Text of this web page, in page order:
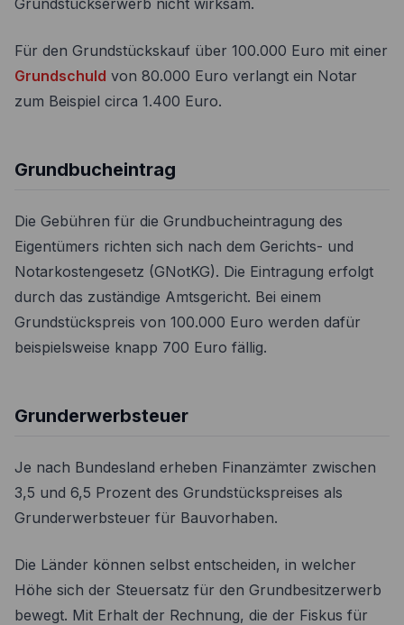
Für den Grundstückskauf über 100.000 Euro mit einer
Grundschuld von 80.000 Euro verlangt ein Notar
zum Beispiel circa 1.400 Euro.
Grundbucheintrag
Die Gebühren für die Grundbucheintragung des
Eigentümers richten sich nach dem Gerichts- und
Notarkostengesetz (GNotKG). Die Eintragung erfolgt
durch das zuständige Amtsgericht. Bei einem
Grundstückspreis von 100.000 Euro werden dafür
beispielsweise knapp 700 Euro fällig.
Grunderwerbsteuer
Je nach Bundesland erheben Finanzämter zwischen
3,5 und 6,5 Prozent des Grundstückspreises als
Grunderwerbsteuer für Bauvorhaben.
Die Länder können selbst entscheiden, in welcher
Höhe sich der Steuersatz für den Grundbesitzerwerb
bewegt. Mit Erhalt der Rechnung, die der Fiskus für